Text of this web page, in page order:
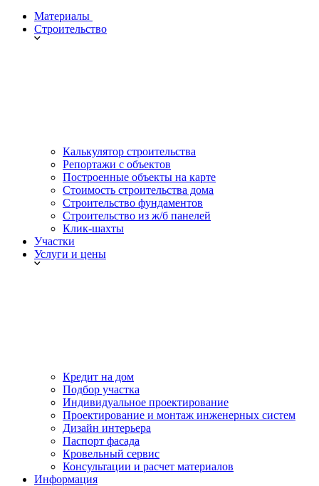
Материалы
Строительство
Калькулятор строительства
Репортажи с объектов
Построенные объекты на карте
Стоимость строительства дома
Строительство фундаментов
Строительство из ж/б панелей
Клик-шахты
Участки
Услуги и цены
Кредит на дом
Подбор участка
Индивидуальное проектирование
Проектирование и монтаж инженерных систем
Дизайн интерьера
Паспорт фасада
Кровельный сервис
Консультации и расчет материалов
Информация